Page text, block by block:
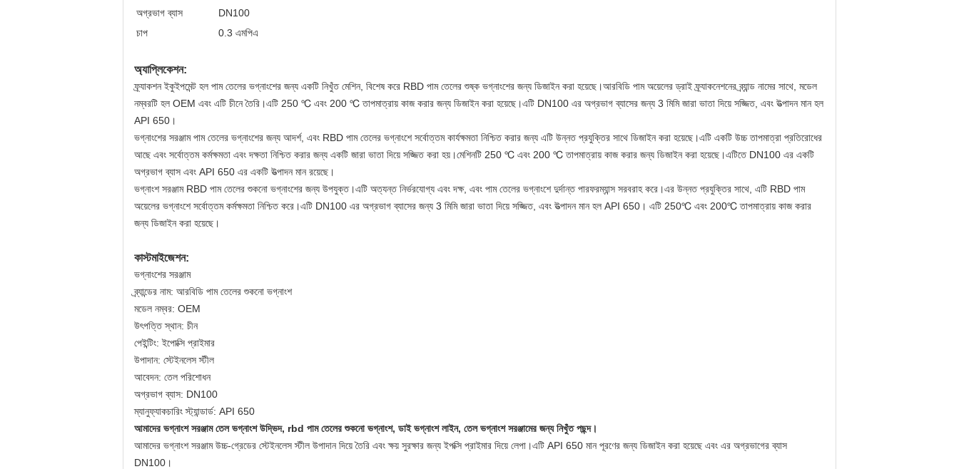
অগ্রভাগ ব্যাস
DN100
চাপ
0.3 এমপিএ
অ্যাপ্লিকেশন:
ফ্র্যাকশন ইকুইপমেন্ট হল পাম তেলের ভগ্নাংশের জন্য একটি নিখুঁত মেশিন, বিশেষ করে RBD পাম তেলের শুষ্ক ভগ্নাংশের জন্য ডিজাইন করা হয়েছে।আরবিডি পাম অয়েলের ড্রাই ফ্র্যাকনেশনের ব্র্যান্ড নামের সাথে, মডেল
নম্বরটি হল OEM এবং এটি চীনে তৈরি।এটি 250 ℃ এবং 200 ℃ তাপমাত্রায় কাজ করার জন্য ডিজাইন করা হয়েছে।এটি DN100 এর অগ্রভাগ ব্যাসের জন্য 3 মিমি জারা ভাতা দিয়ে সজ্জিত, এবং উত্পাদন মান হল
API 650।
ভগ্নাংশের সরঞ্জাম পাম তেলের ভগ্নাংশের জন্য আদর্শ, এবং RBD পাম তেলের ভগ্নাংশে সর্বোত্তম কার্যক্ষমতা নিশ্চিত করার জন্য এটি উন্নত প্রযুক্তির সাথে ডিজাইন করা হয়েছে।এটি একটি উচ্চ তাপমাত্রা প্রতিরোধের
আছে এবং সর্বোত্তম কর্মক্ষমতা এবং দক্ষতা নিশ্চিত করার জন্য একটি জারা ভাতা দিয়ে সজ্জিত করা হয়।মেশিনটি 250 ℃ এবং 200 ℃ তাপমাত্রায় কাজ করার জন্য ডিজাইন করা হয়েছে।এটিতে DN100 এর একটি
অগ্রভাগ ব্যাস এবং API 650 এর একটি উত্পাদন মান রয়েছে।
ভগ্নাংশ সরঞ্জাম RBD পাম তেলের শুকনো ভগ্নাংশের জন্য উপযুক্ত।এটি অত্যন্ত নির্ভরযোগ্য এবং দক্ষ, এবং পাম তেলের ভগ্নাংশে দুর্দান্ত পারফরম্যান্স সরবরাহ করে।এর উন্নত প্রযুক্তির সাথে, এটি RBD পাম
অয়েলের ভগ্নাংশে সর্বোত্তম কর্মক্ষমতা নিশ্চিত করে।এটি DN100 এর অগ্রভাগ ব্যাসের জন্য 3 মিমি জারা ভাতা দিয়ে সজ্জিত, এবং উত্পাদন মান হল API 650। এটি 250℃ এবং 200℃ তাপমাত্রায় কাজ করার
জন্য ডিজাইন করা হয়েছে।
কাস্টমাইজেশন:
ভগ্নাংশের সরঞ্জাম
ব্র্যান্ডের নাম: আরবিডি পাম তেলের শুকনো ভগ্নাংশ
মডেল নম্বর: OEM
উৎপত্তি স্থান: চীন
পেইন্টিং: ইপোক্সি প্রাইমার
উপাদান: স্টেইনলেস স্টীল
আবেদন: তেল পরিশোধন
অগ্রভাগ ব্যাস: DN100
ম্যানুফ্যাকচারিং স্ট্যান্ডার্ড: API 650
আমাদের ভগ্নাংশ সরঞ্জাম তেল ভগ্নাংশ উদ্ভিদ, rbd পাম তেলের শুকনো ভগ্নাংশ, ডাই ভগ্নাংশ লাইন, তেল ভগ্নাংশ সরঞ্জামের জন্য নিখুঁত পছন্দ।
আমাদের ভগ্নাংশ সরঞ্জাম উচ্চ-গ্রেডের স্টেইনলেস স্টীল উপাদান দিয়ে তৈরি এবং ক্ষয় সুরক্ষার জন্য ইপক্সি প্রাইমার দিয়ে লেপা।এটি API 650 মান পূরণের জন্য ডিজাইন করা হয়েছে এবং এর অগ্রভাগের ব্যাস
DN100।